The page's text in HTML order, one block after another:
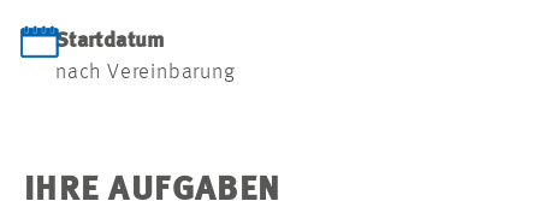
Startdatum
nach Vereinbarung
IHRE AUFGABEN